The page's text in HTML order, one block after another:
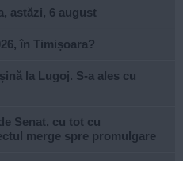
astăzi, 6 august
în Timișoara?
la Lugoj. S-a ales cu
Senat, cu tot cu
merge spre promulgare